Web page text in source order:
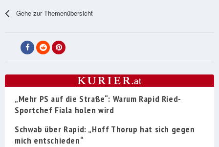
Gehe zur Themenübersicht
„Mehr PS auf die Straße“: Warum Rapid Ried-
Sportchef Fiala holen wird
Schwab über Rapid: „Hoff Thorup hat sich gegen
mich entschieden“